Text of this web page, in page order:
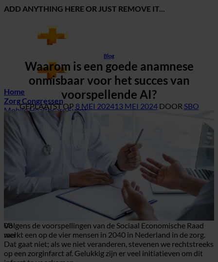
Ga
ADD ANYTHING HERE OR JUST REMOVE IT...
Home
Zorg Congressen
Mobile Healthcare Event
Data Driven Healthcare
Zorg opleidingen
Blog
Blog
Waarom is een goede anamnese
onmisbaar voor het succes van
voorspellende AI?
GEPLAATST OP 8 MEI 202413 MEI 2024 DOOR SBO
08
mei
Volgens de voorspellingen van de Sociaal Economische Raad
werkt een op de vier mensen in 2040 in Nederland in de zorg.
Dat gaat niet; als we niet veranderen, stevenen we rechtstreeks
op een zorginfarct af. Gelukkig zijn er veel initiatieven om dit